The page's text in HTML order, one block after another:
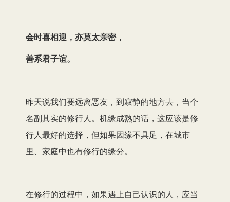
会时喜相迎，亦莫太亲密，
善系君子谊。
昨天说我们要远离恶友，到寂静的地方去，当个
名副其实的修行人。机缘成熟的话，这应该是修
行人最好的选择，但如果因缘不具足，在城市
里、家庭中也有修行的缘分。
在修行的过程中，如果遇上自己认识的人，应当